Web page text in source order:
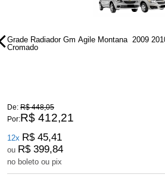
Grade Radiador Gm Agile Montana 2009
Cromado
De: R$ 448,05
Por:R$ 412,21
12x R$ 45,41
ou R$ 399,84
no boleto ou pix